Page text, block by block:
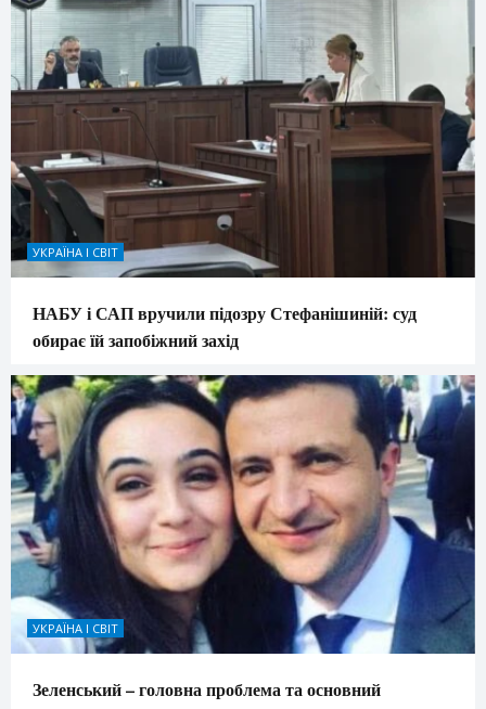
УКРАЇНА І СВІТ
НАБУ і САП вручили підозру Стефанішиній: суд
обирає їй запобіжний захід
УКРАЇНА І СВІТ
Зеленський – головна проблема та основний